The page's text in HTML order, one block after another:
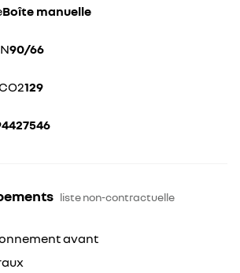
boîte manuelle
90/66
129
liste non-contractuelle
avant